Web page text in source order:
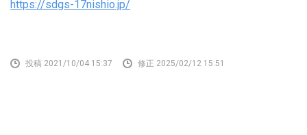
https://sdgs-17nishio.jp/
投稿 2021/10/04 15:37 修正 2025/02/12 15:51